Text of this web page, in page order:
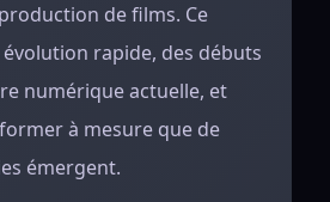
de films. Ce
rapide, des débuts
numérique actuelle, et
à mesure que de
émergent.